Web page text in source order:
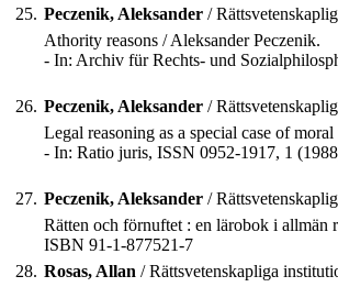
25. Peczenik, Aleksander /
Athority reasons / Aleksander Peczenik.
- In: Archiv für Rechts- und
26. Peczenik, Aleksander /
Legal reasoning as a special case of
- In: Ratio juris, ISSN 0952-1917, 1
27. Peczenik, Aleksander /
Rätten och förnuftet : en lärobok i allmän
ISBN 91-1-877521-7
28. Rosas, Allan / Rättsvetenskapliga